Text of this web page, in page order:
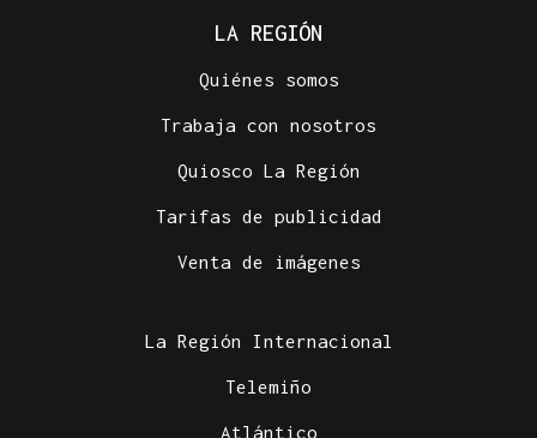
LA REGIÓN
Quiénes somos
Trabaja con nosotros
Quiosco La Región
Tarifas de publicidad
Venta de imágenes
La Región Internacional
Telemiño
Atlántico